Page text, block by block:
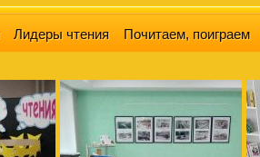
Лидеры чтения Почитаем, поиграем